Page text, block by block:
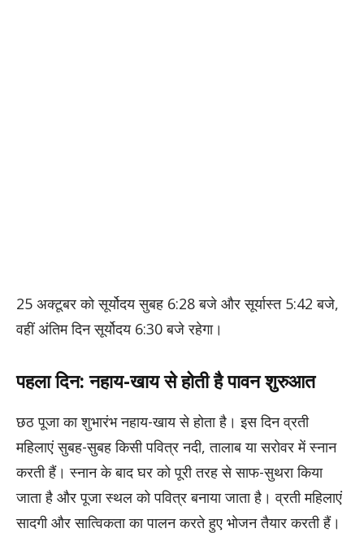
25 अक्टूबर को सूर्योदय सुबह 6:28 बजे और सूर्यास्त 5:42 बजे,
वहीं अंतिम दिन सूर्योदय 6:30 बजे रहेगा।
पहला दिन: नहाय-खाय से होती है पावन शुरुआत
छठ पूजा का शुभारंभ नहाय-खाय से होता है। इस दिन व्रती
महिलाएं सुबह-सुबह किसी पवित्र नदी, तालाब या सरोवर में स्नान
करती हैं। स्नान के बाद घर को पूरी तरह से साफ-सुथरा किया
जाता है और पूजा स्थल को पवित्र बनाया जाता है। व्रती महिलाएं
सादगी और सात्विकता का पालन करते हुए भोजन तैयार करती हैं।